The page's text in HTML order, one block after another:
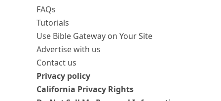
FAQs
Tutorials
Use Bible Gateway on Your Site
Advertise with us
Contact us
Privacy policy
California Privacy Rights